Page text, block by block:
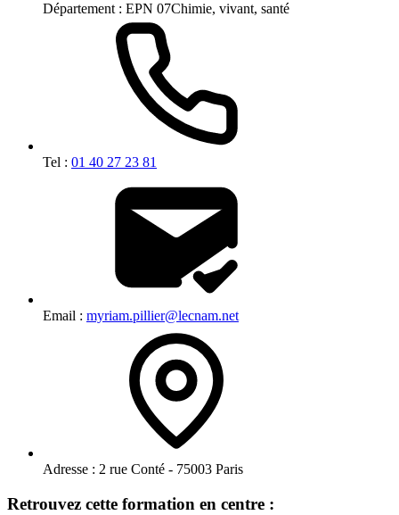
Département : EPN 07Chimie, vivant, santé
Tel : 01 40 27 23 81
Email : myriam.pillier@lecnam.net
Adresse : 2 rue Conté - 75003 Paris
Retrouvez cette formation en centre :